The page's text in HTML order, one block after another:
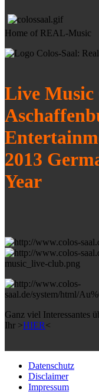
Home of REAL-Music
Live Music
2013
Year
Ganz viel Interessantes
Ihr >HIER<
Datenschutz
Disclaimer
Impressum